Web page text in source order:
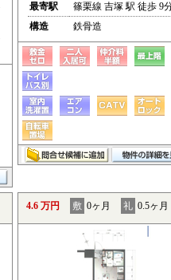
最寄駅
篠栗線 吉塚 駅 徒歩 9
構造
鉄骨造
4.6 万円 敷 0ヶ月 礼 0.5ヶ月